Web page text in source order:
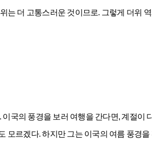
는 더 고통스러운 것이므로. 그렇게 더위
국의 풍경을 보러 여행을 간다면, 계절이
모르겠다. 하지만 그는 이국의 여름 풍경을